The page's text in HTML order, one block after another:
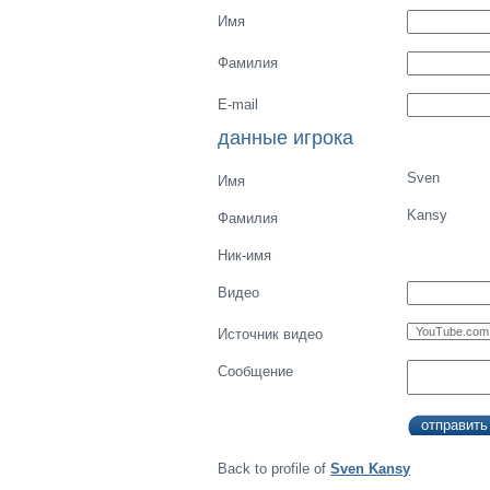
Имя
Фамилия
E-mail
данные игрока
Имя Sven
Фамилия Kansy
Ник-имя
Видео
Источник видео
Сообщение
Back to profile ofSven Kansy